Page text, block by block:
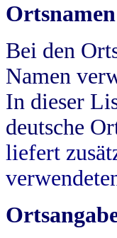
Ortsnamen
Bei den
Namen
In dieser
deutsche
liefert